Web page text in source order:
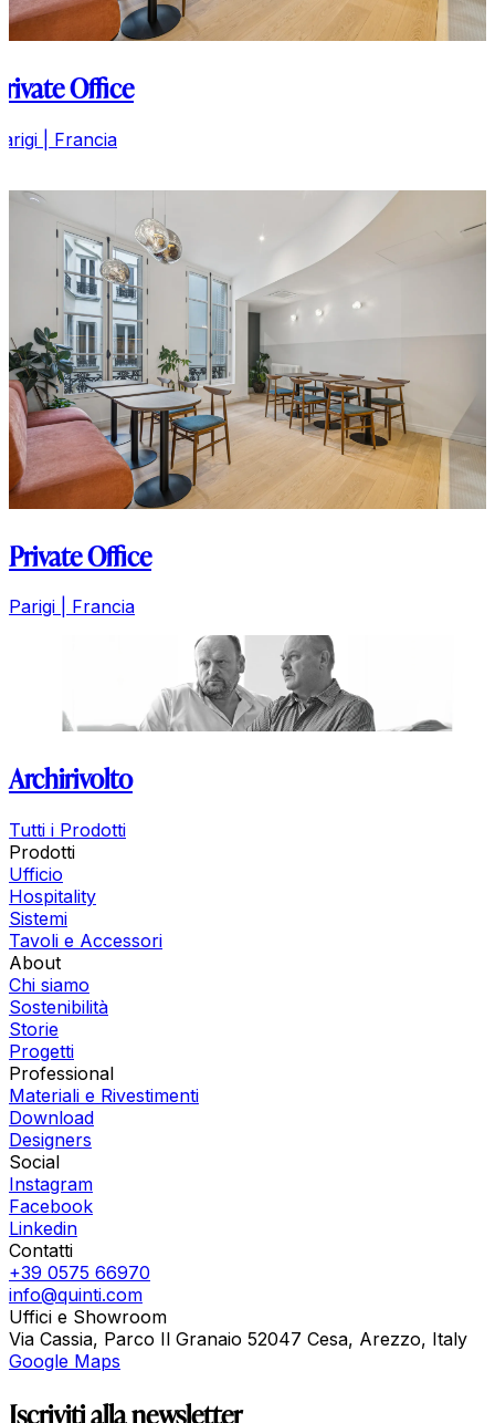
Private Office
Parigi | Francia
Private Office
Parigi | Francia
Archirivolto
Tutti i Prodotti
Prodotti
Ufficio
Hospitality
Sistemi
Tavoli e Accessori
About
Chi siamo
Sostenibilità
Storie
Progetti
Professional
Materiali e Rivestimenti
Download
Designers
Social
Instagram
Facebook
Linkedin
Contatti
+39 0575 66970
info@quinti.com
Uffici e Showroom
Via Cassia, Parco Il Granaio 52047 Cesa, Arezzo, Italy
Google Maps
Iscriviti alla newsletter